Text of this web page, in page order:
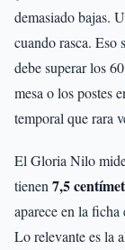
demasiado bajas.
cuando rasca. Eso
debe superar los
mesa o los postes
temporal que rara
El Gloria Nilo
tienen 7,5
aparece en la
Lo relevante es la